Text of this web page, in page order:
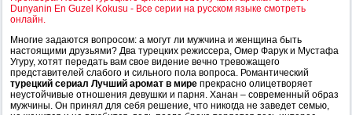
Dunyanin En Guzel Kokusu - Все серии на русском языке смотреть
онлайн.
Многие задаются вопросом: а могут ли мужчина и женщина быть
настоящими друзьями? Два турецких режиссера, Омер Фарук и Мустафа
Угуру, хотят передать вам свое видение вечно тревожащего
представителей слабого и сильного пола вопроса. Романтический
турецкий сериал Лучший аромат в мире прекрасно олицетворяет
неустойчивые отношения девушки и парня. Ханан – современный образ
мужчины. Он принял для себя решение, что никогда не заведет семью,